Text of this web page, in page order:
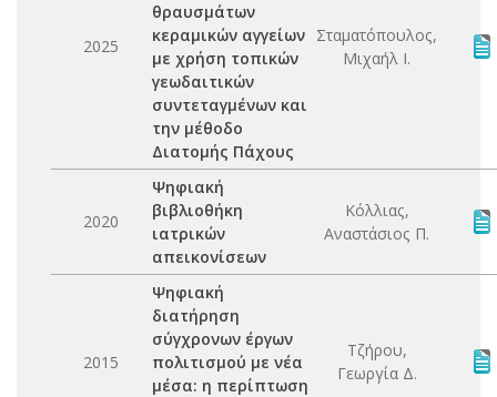
2025
θραυσμάτων
κεραμικών αγγείων
με χρήση τοπικών
γεωδαιτικών
συντεταγμένων και
την μέθοδο
Διατομής Πάχους
Σταματόπουλος,
Μιχαήλ Ι.
2020
Ψηφιακή
βιβλιοθήκη
ιατρικών
απεικονίσεων
Κόλλιας,
Αναστάσιος Π.
2015
Ψηφιακή
διατήρηση
σύγχρονων έργων
πολιτισμού με νέα
μέσα: η περίπτωση
Τζήρου,
Γεωργία Δ.